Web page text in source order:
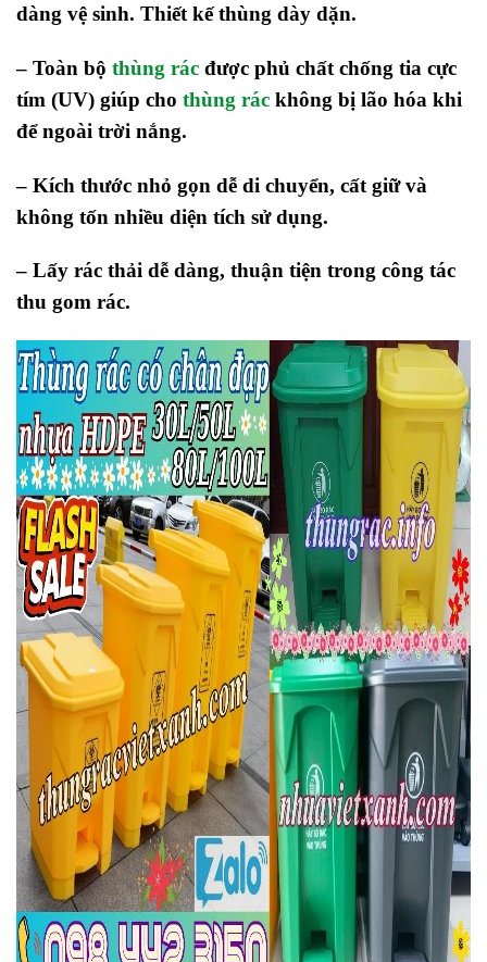
dàng vệ sinh. Thiết kế thùng dày dặn.
– Toàn bộ thùng rác được phủ chất chống tia cực
tím (UV) giúp cho thùng rác không bị lão hóa khi
để ngoài trời nắng.
– Kích thước nhỏ gọn dễ di chuyển, cất giữ và
không tốn nhiều diện tích sử dụng.
– Lấy rác thải dễ dàng, thuận tiện trong công tác
thu gom rác.